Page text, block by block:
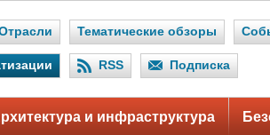
Тематические обзоры
RSS Подписка
и инфраструктура